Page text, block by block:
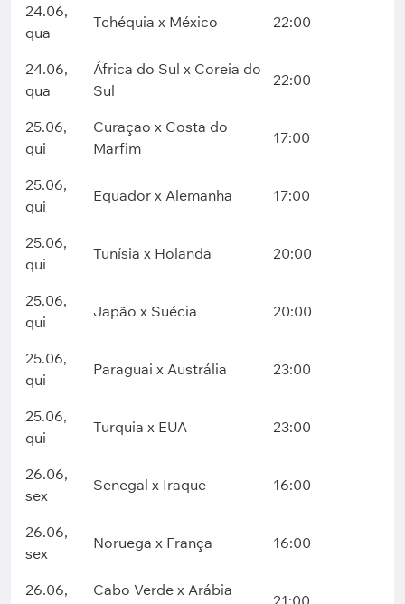
24.06,
qua
Tchéquia x México 22:00
24.06,
qua
África do Sul x Coreia do
Sul
22:00
25.06,
qui
Curaçao x Costa do
Marfim
17:00
25.06,
qui
Equador x Alemanha 17:00
25.06,
qui
Tunísia x Holanda 20:00
25.06,
qui
Japão x Suécia 20:00
25.06,
qui
Paraguai x Austrália 23:00
25.06,
qui
Turquia x EUA 23:00
26.06,
sex
Senegal x Iraque 16:00
26.06,
sex
Noruega x França 16:00
26.06,
Cabo Verde x Arábia
21:00